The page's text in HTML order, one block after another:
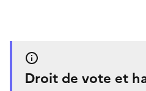
Droit de vote et